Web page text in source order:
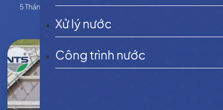
Xử lý nước
Công trình nước
5 Tháng 8, 2025 NTSE Tin tức